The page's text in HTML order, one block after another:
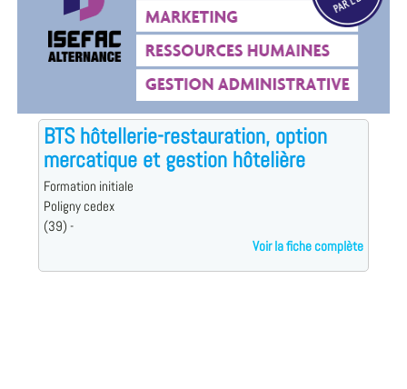
BTS hôtellerie-restauration, option
mercatique et gestion hôtelière
Formation initiale
Poligny cedex
(39) -
Voir la fiche complète